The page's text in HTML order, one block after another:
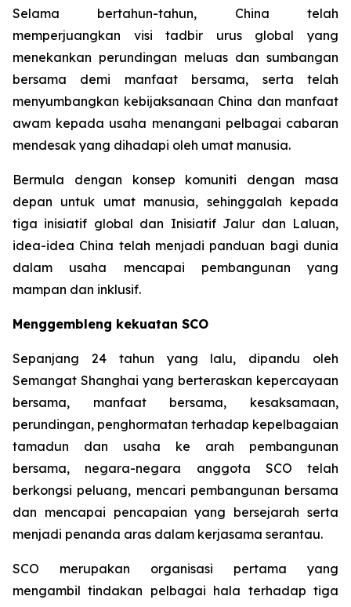
Selama bertahun-tahun, China telah
memperjuangkan visi tadbir urus global yang
menekankan perundingan meluas dan sumbangan
bersama demi manfaat bersama, serta telah
menyumbangkan kebijaksanaan China dan manfaat
awam kepada usaha menangani pelbagai cabaran
mendesak yang dihadapi oleh umat manusia.
Bermula dengan konsep komuniti dengan masa
depan untuk umat manusia, sehinggalah kepada
tiga inisiatif global dan Inisiatif Jalur dan Laluan,
idea-idea China telah menjadi panduan bagi dunia
dalam usaha mencapai pembangunan yang
mampan dan inklusif.
Menggembleng kekuatan SCO
Sepanjang 24 tahun yang lalu, dipandu oleh
Semangat Shanghai yang berteraskan kepercayaan
bersama, manfaat bersama, kesaksamaan,
perundingan, penghormatan terhadap kepelbagaian
tamadun dan usaha ke arah pembangunan
bersama, negara-negara anggota SCO telah
berkongsi peluang, mencari pembangunan bersama
dan mencapai pencapaian yang bersejarah serta
menjadi penanda aras dalam kerjasama serantau.
SCO merupakan organisasi pertama yang
mengambil tindakan pelbagai hala terhadap tiga